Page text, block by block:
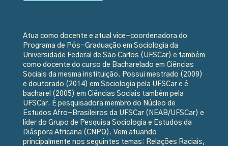
Atua como docente e atual vice-coordenadora do
Programa de Pós-Graduação em Sociologia da
Universidade Federal de São Carlos (UFSCar) e também
como docente do curso de Bacharelado em Ciências
Sociais da mesma instituição. Possui mestrado (2009)
e doutorado (2014) em Sociologia pela UFSCar e é
bacharel (2005) em Ciências Sociais também pela
UFSCar. É pesquisadora membro do Núcleo de
Estudos Afro-Brasileiros da UFSCar (NEAB/UFSCar) e
líder do Grupo de Pesquisa Sociologia e Estudos da
Diáspora Africana (CNPQ). Vem atuando
principalmente nos seguintes temas: Relações Raciais,